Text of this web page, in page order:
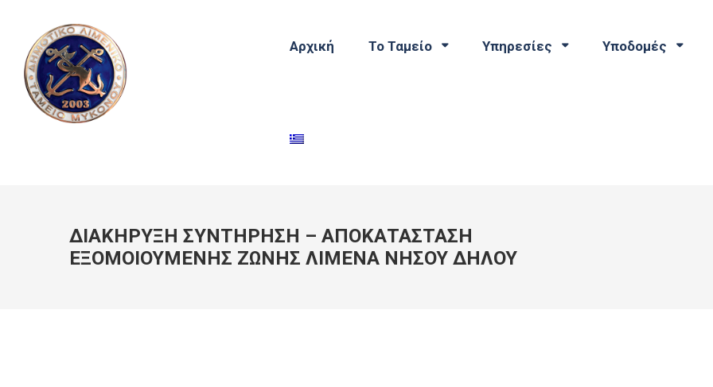
Αρχική Το Ταμείο Υπηρεσίες Υποδομές
ΔΙΑΚΗΡΥΞΗ ΣΥΝΤΗΡΗΣΗ – ΑΠΟΚΑΤΑΣΤΑΣΗ
ΕΞΟΜΟΙΟΥΜΕΝΗΣ ΖΩΝΗΣ ΛΙΜΕΝΑ ΝΗΣΟΥ ΔΗΛΟΥ